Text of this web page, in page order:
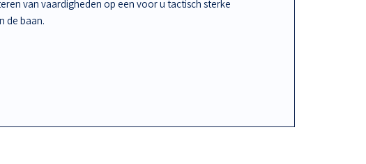
van vaardigheden op een voor u tactisch sterke
de baan.